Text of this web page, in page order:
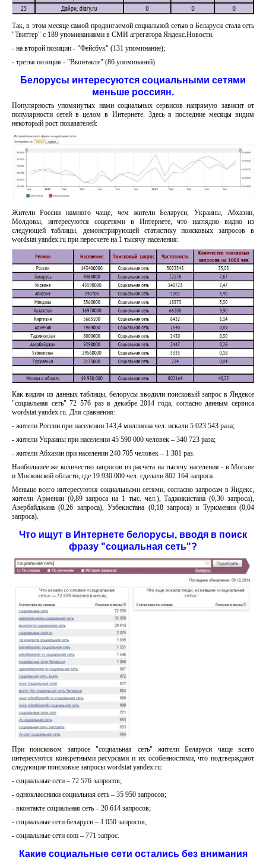
Так, в этом месяце самой продвигаемой социальной сетью в Беларуси стала сеть
"Твиттер" с 189 упоминаниями в СМИ агрегатора Яндекс.Новости.
- на второй позиции - "Фейсбук" (131 упоминание);
- третья позиция - "Вконтакте" (86 упоминаний).
Белорусы интересуются социальными сетями
меньше россиян.
Популярность упомянутых нами социальных сервисов напрямую зависит от
популярности сетей в целом в Интернете. Здесь в последние месяцы видим
некоторый рост показателей:
Жители России намного чаще, чем жители Беларуси, Украины, Абхазии,
Молдовы, интересуются соцсетями в Интернете, что наглядно видно из
следующей таблицы, демонстрирующей статистику поисковых запросов в
wordstat.yandex.ru при пересчете на 1 тысячу населения:
Как видим из данных таблицы, белорусы вводили поисковый запрос в Яндексе
"социальная сеть" 72 576 раз в декабре 2014 года, согласно данным сервиса
wordstat.yandex.ru. Для сравнения:
- жители России при населении 143,4 миллиона чел. искали 5 023 543 раза;
- жители Украины при населении 45 590 000 человек – 340 723 раза;
- жители Абхазии при населении 240 705 человек – 1 301 раз.
Наибольшее же количество запросов из расчета на тысячу населения - в Москве
и Московской области, где 19 930 000 чел. сделали 802 164 запроса.
Меньше всего интересуются социальными сетями, согласно запросам в Яндекс,
жители Армении (0,89 запроса на 1 тыс. чел.), Таджикистана (0,30 запроса),
Азербайджана (0,26 запроса), Узбекистана (0,18 запроса) и Туркмении (0,04
запроса).
Что ищут в Интернете белорусы, вводя в поиск
фразу "социальная сеть"?
При поисковом запросе "социальная сеть" жители Беларуси чаще всего
интересуются конкретными ресурсами и их особенностями, что подтверждают
следующие поисковые запросы wordstat.yandex.ru:
- социальные сети – 72 576 запросов;
- одноклассники социальная сеть – 35 950 запросов;
- вконтакте социальная сеть – 20 614 запросов;
- социальные сети беларуси – 1 050 запросов;
- социальные сети com – 771 запрос.
Какие социальные сети остались без внимания